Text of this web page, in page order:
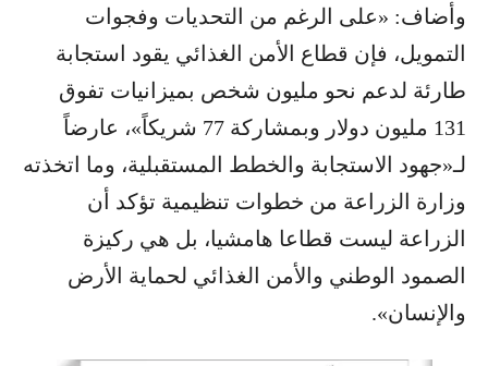
وأضاف: «على الرغم من التحديات وفجوات
التمويل، فإن قطاع الأمن الغذائي يقود استجابة
طارئة لدعم نحو مليون شخص بميزانيات تفوق
131 مليون دولار وبمشاركة 77 شريكاً»، عارضاً
لـ«جهود الاستجابة والخطط المستقبلية، وما اتخذته
وزارة الزراعة من خطوات تنظيمية تؤكد أن
الزراعة ليست قطاعا هامشيا، بل هي ركيزة
الصمود الوطني والأمن الغذائي لحماية الأرض
والإنسان».